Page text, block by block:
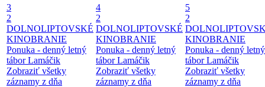
3
2
DOLNOLIPTOVSKÉ
KINOBRANIE
Ponuka - denný letný
tábor Lamáčik
Zobraziť všetky
záznamy z dňa
4
2
DOLNOLIPTOVSKÉ
KINOBRANIE
Ponuka - denný letný
tábor Lamáčik
Zobraziť všetky
záznamy z dňa
5
2
KINOBRANIE
Ponuka - denný letný
tábor Lamáčik
Zobraziť všetky
záznamy z dňa